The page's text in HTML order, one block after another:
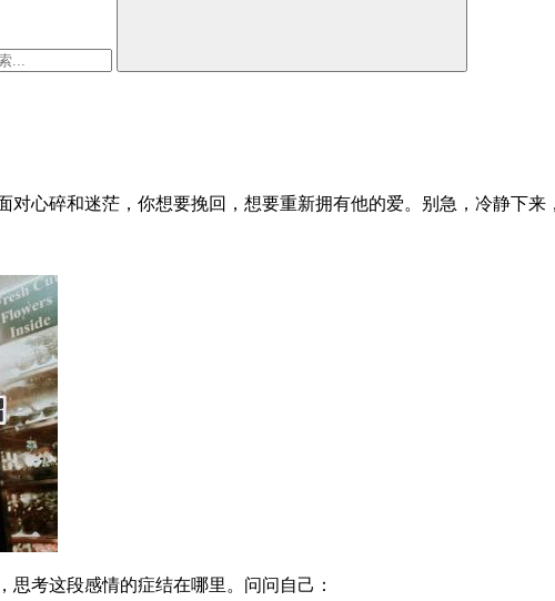
心碎和迷茫，你想要挽回，想要重新拥有他的爱。别急，冷静下来
考这段感情的症结在哪里。问问自己：